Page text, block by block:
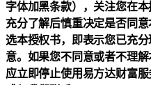
字体加黑条款），关注您在
充分了解后慎重决定是否同
选本授权书，即表示您已充
意。如果您不同意或者不理
应立即停止使用易方达财富